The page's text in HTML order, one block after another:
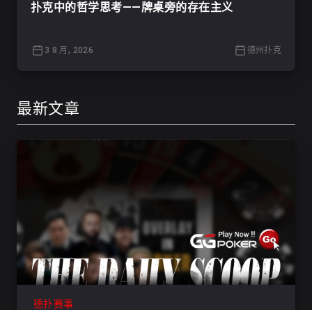
扑克中的哲学思考——牌桌旁的存在主义
3 8 月, 2026 德州扑克
最新文章
德扑赛事